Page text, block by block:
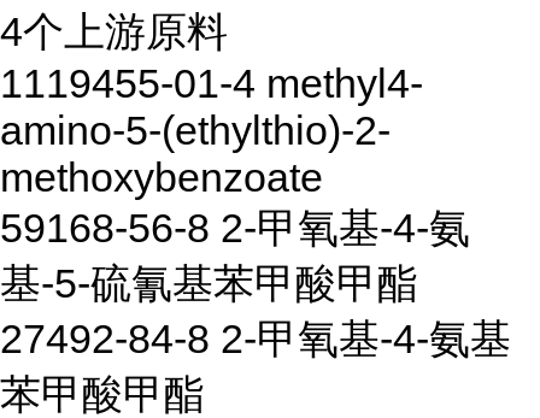
4个上游原料
1119455-01-4 methyl4-
amino-5-(ethylthio)-2-
methoxybenzoate
59168-56-8 2-甲氧基-4-氨
基-5-硫氰基苯甲酸甲酯
27492-84-8 2-甲氧基-4-氨基
苯甲酸甲酯